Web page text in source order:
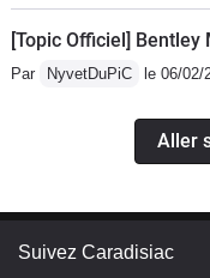
[Topic Officiel]
Par NyvetDuPiC le 06/02/
Aller
Suivez Caradisiac